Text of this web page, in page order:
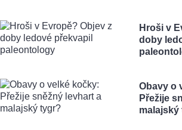
Hroši v
doby
Obavy o
Přežije
malajský